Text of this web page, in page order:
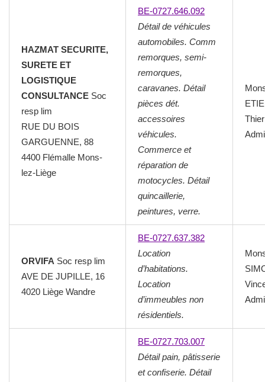
HAZMAT SECURITE,
SURETE ET
LOGISTIQUE
CONSULTANCE Soc
resp lim
RUE DU BOIS
GARGUENNE, 88
4400 Flémalle Mons-
lez-Liège
BE-0727.646.092
Détail de véhicules
automobiles. Comm
remorques, semi-
remorques,
caravanes. Détail
pièces dét.
accessoires
véhicules.
Commerce et
réparation de
motocycles. Détail
quincaillerie,
peintures, verre.
ORVIFA Soc resp lim
AVE DE JUPILLE, 16
4020 Liège Wandre
BE-0727.637.382
Location
d’habitations.
Location
d’immeubles non
résidentiels.
BE-0727.703.007
Détail pain, pâtisserie
et confiserie. Détail